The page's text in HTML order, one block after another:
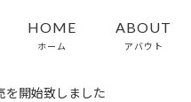
HOME
ホーム
ABOUT
アバウト
を開始致しました